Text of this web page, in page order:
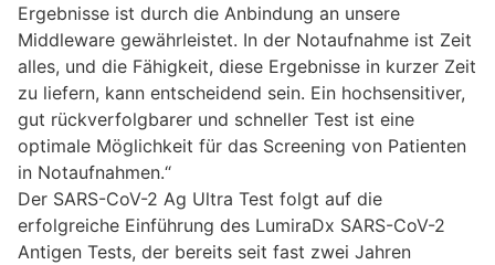
Ergebnisse ist durch die Anbindung an unsere
Middleware gewährleistet. In der Notaufnahme ist Zeit
alles, und die Fähigkeit, diese Ergebnisse in kurzer Zeit
zu liefern, kann entscheidend sein. Ein hochsensitiver,
gut rückverfolgbarer und schneller Test ist eine
optimale Möglichkeit für das Screening von Patienten
in Notaufnahmen.“
Der SARS-CoV-2 Ag Ultra Test folgt auf die
erfolgreiche Einführung des LumiraDx SARS-CoV-2
Antigen Tests, der bereits seit fast zwei Jahren